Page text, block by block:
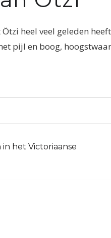
heel veel geleden
pijl en boog,
het Victoriaanse